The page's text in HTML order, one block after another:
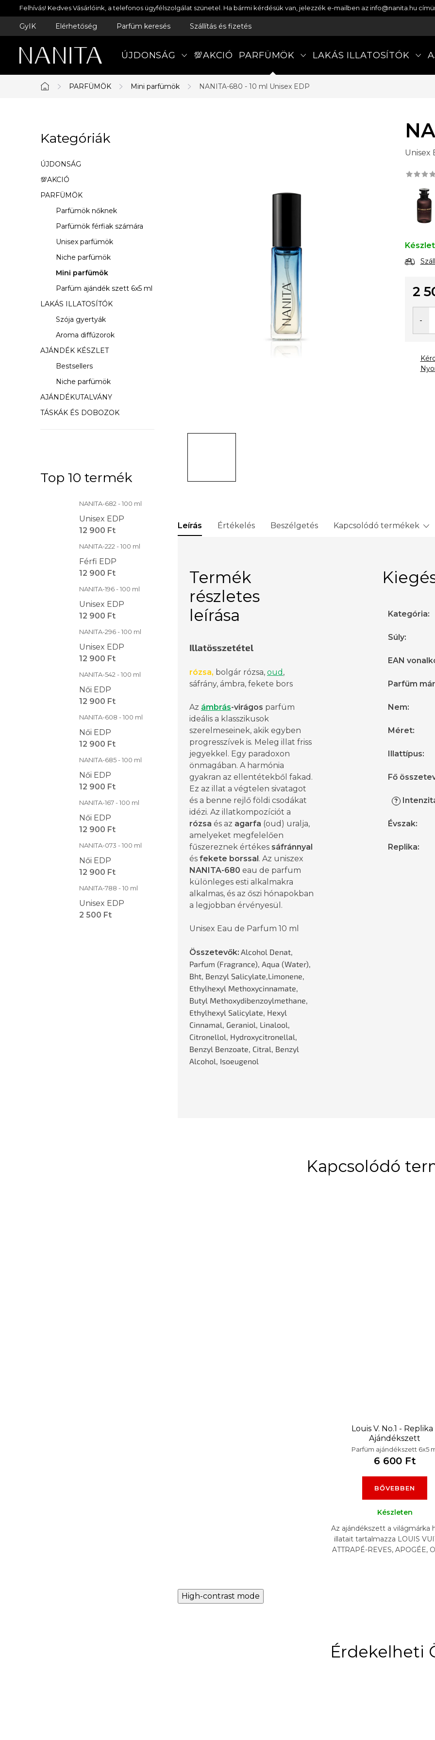
Ugrás
a
Felhívás! Kedves Vásárlóink, a telefonos ügyfélszolgálat szünetel. Ha bármi kérdésük van, jelezzék e-mailben az info@nanita.hu
GyIK Elérhetőség Parfüm keresés Szállítás és fizetés
ÚJDONSÁG 💯AKCIÓ PARFÜMÖK LAKÁS ILLATOSÍTÓK
Kezdőlap
PARFÜMÖK Mini parfümök NANITA-680 - 10 ml Unisex EDP
l
d
a
l
n
Kategóriák
átugrása
Kategóriák
ÚJDONSÁG
💯AKCIÓ
PARFÜMÖK
Parfümök nőknek
Parfümök férfiak számára
Unisex parfümök
Niche parfümök
Mini parfümök
Parfüm ajándék szett 6x5 ml
LAKÁS ILLATOSÍTÓK
Szója gyertyák
Aroma diffúzorok
AJÁNDÉK KÉSZLET
Bestsellers
Niche parfümök
AJÁNDÉKUTALVÁNY
TÁSKÁK ÉS DOBOZOK
Top 10 termék
NANITA-682 - 100 ml
Unisex EDP
12 900 Ft
NANITA-222 - 100 ml
Férfi EDP
12 900 Ft
NANITA-196 - 100 ml
Unisex EDP
12 900 Ft
NANITA-296 - 100 ml
Unisex EDP
12 900 Ft
NANITA-542 - 100 ml
Női EDP
12 900 Ft
NANITA-608 - 100 ml
Női EDP
12 900 Ft
NANITA-685 - 100 ml
Női EDP
12 900 Ft
NANITA-167 - 100 ml
Női EDP
12 900 Ft
NANITA-073 - 100 ml
Női EDP
12 900 Ft
NANITA-788 - 10 ml
Unisex EDP
2 500 Ft
Unisex
2
Leírás Értékelés Beszélgetés Kapcsolódó termékek
Termék
részletes
leírása
Illatösszetétel
rózsa, bolgár rózsa, oud ,
sáfrány, ámbra, fekete bors
Az ámbrás-virágos parfüm
ideális a klasszikusok
szerelmeseinek, akik egyben
progresszívek is. Meleg illat friss
jegyekkel. Egy paradoxon
önmagában. A harmónia
gyakran az ellentétekből fakad.
Ez az illat a végtelen sivatagot
és a benne rejlő földi csodákat
idézi. Az illatkompozíciót a
rózsa és az agarfa (oud) uralja,
amelyeket megfelelően
fűszereznek értékes sáfránnyal
és fekete borssal . Az uniszex
NANITA-680 eau de parfum
különleges esti alkalmakra
alkalmas, és az őszi hónapokban
a legjobban érvényesül.
Unisex Eau de Parfum 10 ml
Összetevők: Alcohol Denat,
Parfum (Fragrance), Aqua (Water),
Bht, Benzyl Salicylate,Limonene,
Ethylhexyl Methoxycinnamate,
Butyl Methoxydibenzoylmethane,
Ethylhexyl Salicylate, Hexyl
Cinnamal, Geraniol, Linalool,
Citronellol, Hydroxycitronellal,
Benzyl Benzoate, Citral, Benzyl
Alcohol, Isoeugenol
Kategória:
Súly:
EAN
Parfüm
Nem:
Méret:
Illattípus:
Fő
?
Évszak:
Replika:
Kapcsolódó
Louis V. No.1 - Replika
Ajándékszett
Parfüm ajándékszett 6x5
6 600 Ft
BŐVEBBEN
Készleten
Az ajándékszett a világmárka
illatait tartalmazza LOUIS
ATTRAPÉ-REVES, APOGÉE,
High-contrast mode
Érdekelheti